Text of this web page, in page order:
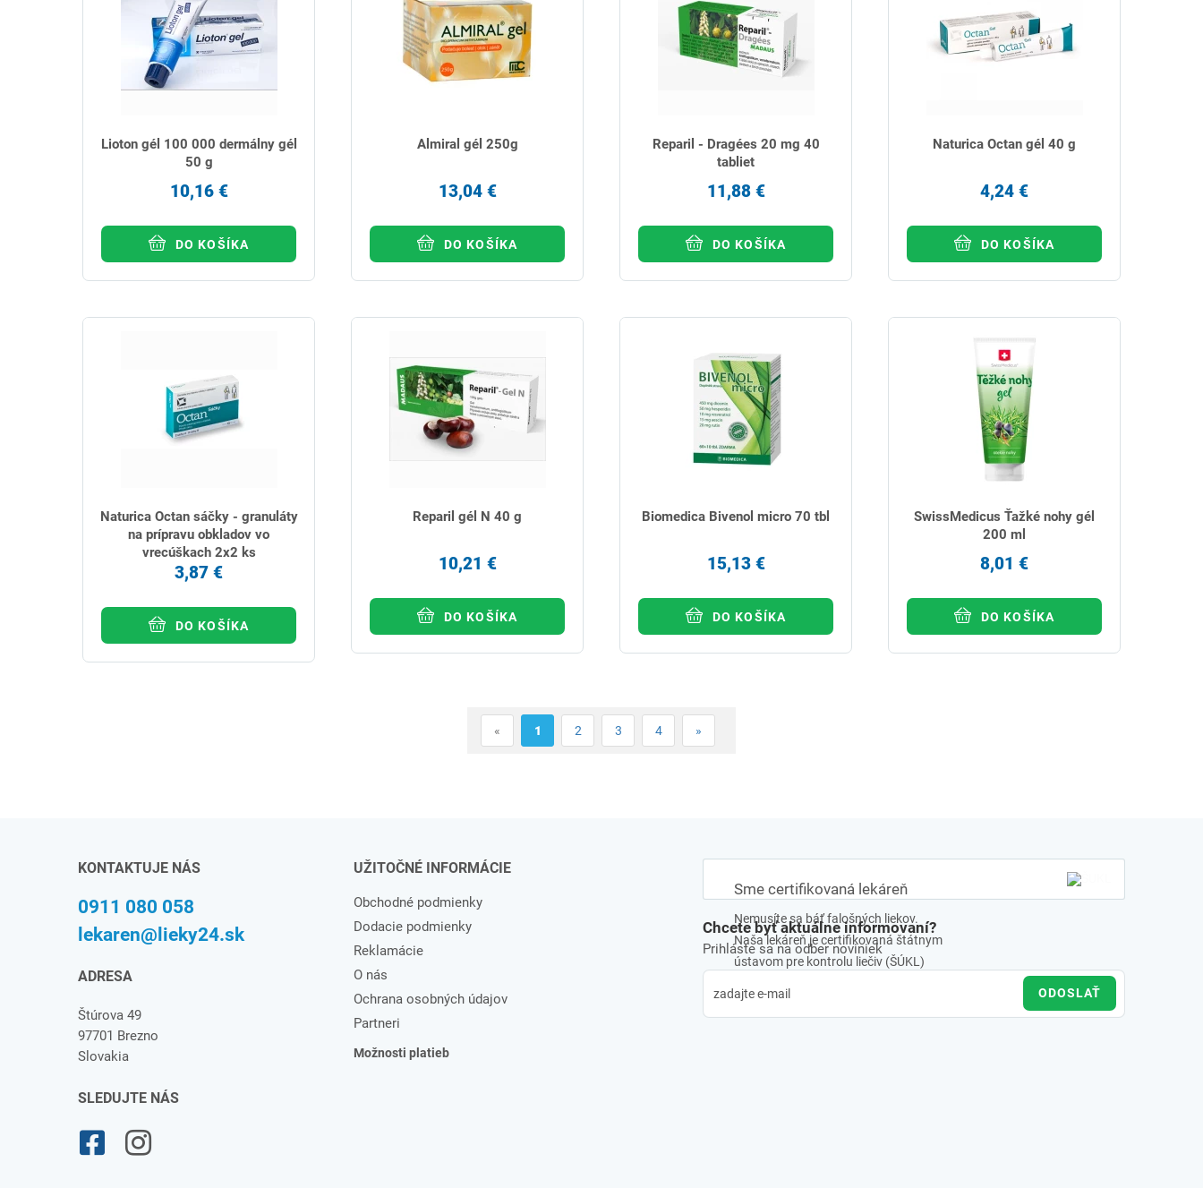
Lioton gél 100 000 dermálny gél
50 g
10,16 €
DO KOŠÍKA
Almiral gél 250g
13,04 €
DO KOŠÍKA
Reparil - Dragées 20 mg 40
tabliet
11,88 €
DO KOŠÍKA
Naturica Octan gél 40 g
4,24 €
DO KOŠÍKA
Naturica Octan sáčky - granuláty
na prípravu obkladov vo
vrecúškach 2x2 ks
3,87 €
DO KOŠÍKA
Reparil gél N 40 g
10,21 €
DO KOŠÍKA
Biomedica Bivenol micro 70 tbl
15,13 €
DO KOŠÍKA
SwissMedicus Ťažké nohy gél
200 ml
8,01 €
DO KOŠÍKA
« 1 2 3 4 »
Sme certifikovaná lekáreň
Nemusíte sa báť falošných liekov.
Naša lekáreň je certifikovaná štátnym
ústavom pre kontrolu liečiv (ŠÚKL)
KONTAKTUJE NÁS
0911 080 058
lekaren@lieky24.sk
ADRESA
Štúrova 49
97701 Brezno
Slovakia
SLEDUJTE NÁS
UŽITOČNÉ INFORMÁCIE
Obchodné podmienky
Dodacie podmienky
Reklamácie
O nás
Ochrana osobných údajov
Partneri
Možnosti platieb
Chcete byť aktuálne informovaní?
Prihláste sa na odber noviniek
ODOSLAŤ